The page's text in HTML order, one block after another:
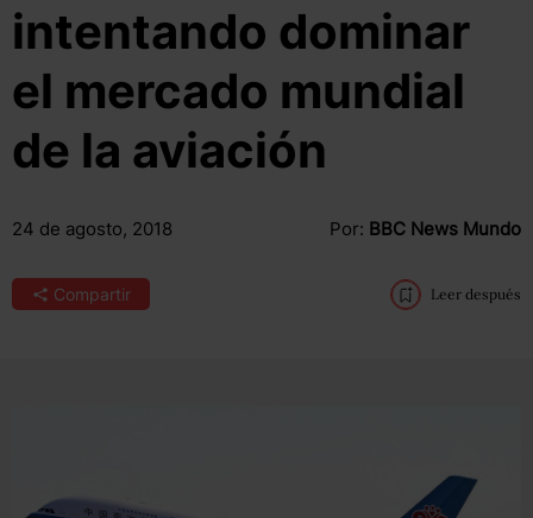
intentando dominar
el mercado mundial
de la aviación
24 de agosto, 2018 Por: BBC News Mundo
Compartir Leer después